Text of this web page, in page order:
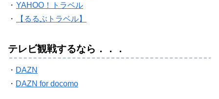
・ YAHOO！トラベル
・
【るるぶトラベル】
テレビ観戦するなら．．．
・ DAZN
・ DAZN for docomo